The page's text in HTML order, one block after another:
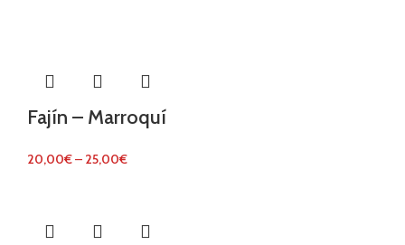
Fajín – Marroquí
20,00€– 25,00€